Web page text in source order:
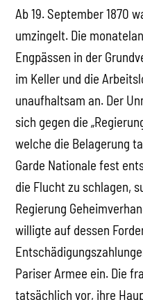
Ab 19. September 1870
umzingelt. Die
Engpässen in der
im Keller und die
unaufhaltsam an. Der
sich gegen die
welche die Belagerung
Garde Nationale fest
die Flucht zu schlagen,
Regierung
willigte auf dessen
Pariser Armee ein. Die
tatsächlich vor, ihre